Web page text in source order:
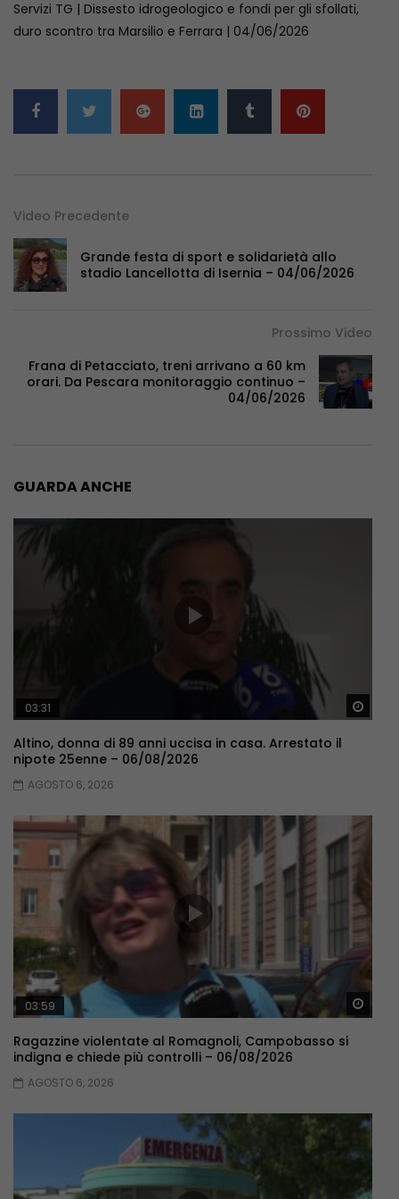
Servizi TG | Dissesto idrogeologico e fondi per gli sfollati,
duro scontro tra Marsilio e Ferrara | 04/06/2026
Video Precedente
Grande festa di sport e solidarietà allo
stadio Lancellotta di Isernia – 04/06/2026
Prossimo Video
Frana di Petacciato, treni arrivano a 60 km
orari. Da Pescara monitoraggio continuo –
04/06/2026
GUARDA ANCHE
03:31
Altino, donna di 89 anni uccisa in casa. Arrestato il
nipote 25enne – 06/08/2026
AGOSTO 6, 2026
03:59
Ragazzine violentate al Romagnoli, Campobasso si
indigna e chiede più controlli – 06/08/2026
AGOSTO 6, 2026